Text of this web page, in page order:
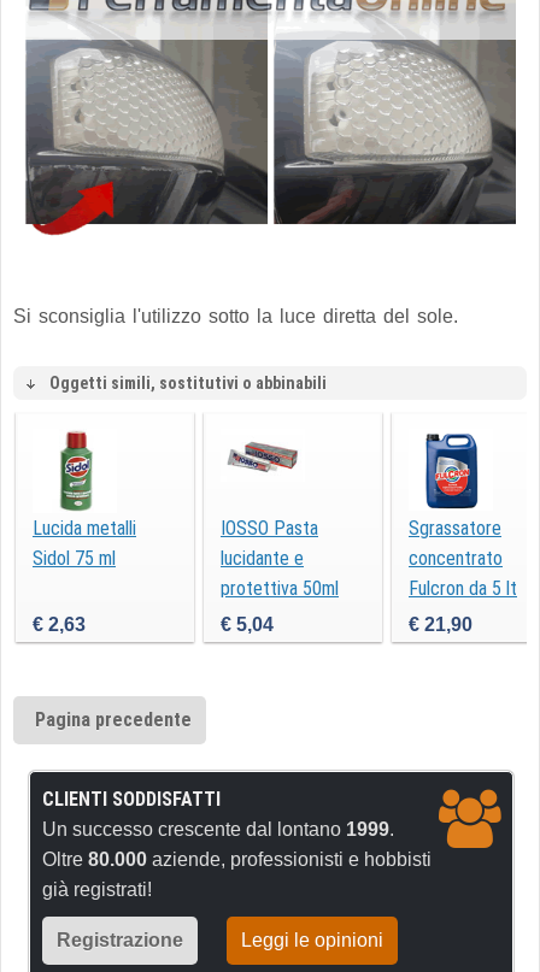
Si sconsiglia l'utilizzo sotto la luce diretta del sole.
Oggetti simili, sostitutivi o abbinabili
Lucida metalli
Sidol 75 ml
€ 2,63
IOSSO Pasta
lucidante e
protettiva 50ml
€ 5,04
Sgrassatore
concentrato
Fulcron da 5 lt
€ 21,90
Pagina precedente
CLIENTI SODDISFATTI
Un successo crescente dal lontano 1999.
Oltre 80.000 aziende, professionisti e hobbisti
già registrati!
Registrazione Leggi le opinioni